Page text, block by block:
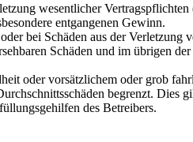
wesentlicher
entgangenen Gewinn.
bei Schäden aus der
Schäden und im übrigen
oder vorsätzlichem oder grob
begrenzt. Dies
des Betreibers.